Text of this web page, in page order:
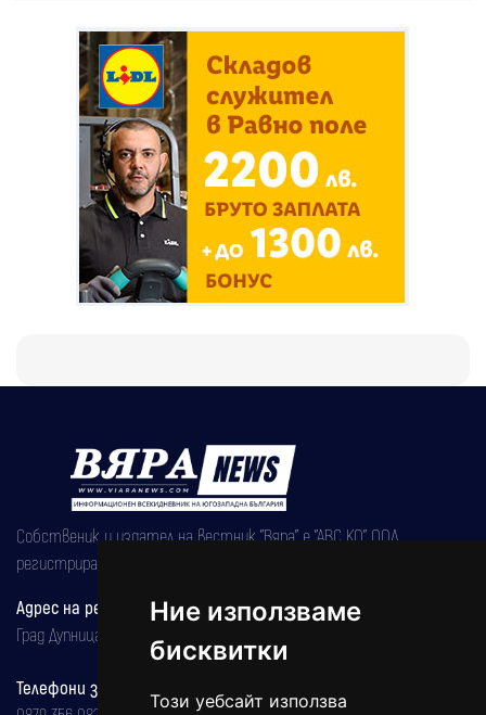
Ние използваме
бисквитки
Този уебсайт използва
Собственик и издател на вестник "Вяра" е "АВС КО" ООД,
регистрирана на 08.05.2002 година.
Адрес на редакцията
Град Дупница, ул.''Христо Ботев" 43
Телефони за реклама и абонаменти